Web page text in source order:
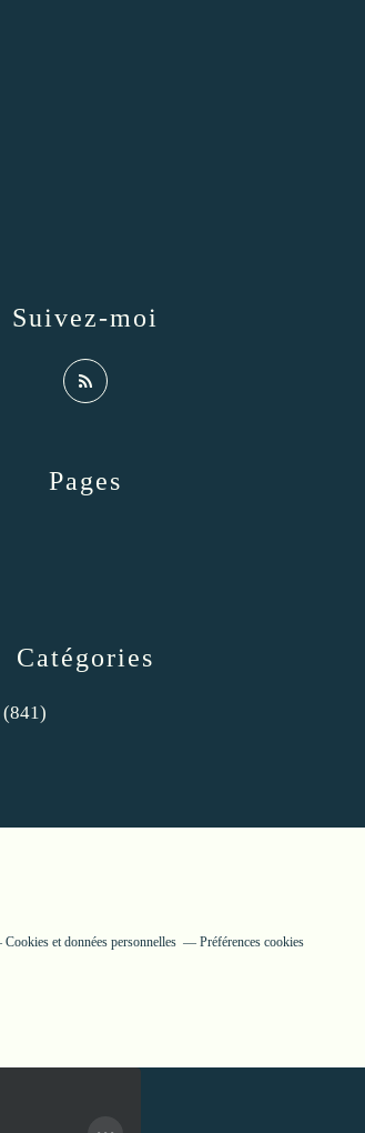
Catégories
(841)
Pages
Suivez-moi
Cookies et données personnelles Préférences cookies